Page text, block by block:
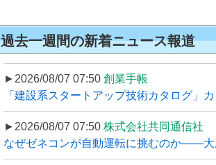
過去一週間の新着ニュース報道
►2026/08/07 07:50 創業手帳
「建設系スタートアップ技術カタログ」
►2026/08/07 07:50 株式会社共同通信社
なぜゼネコンが自動運転に挑むのか――大